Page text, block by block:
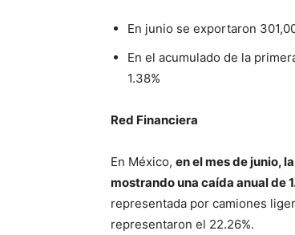
En junio se exportaron
En el acumulado de la
1.38%
Red Financiera
En México, en el mes de junio,
mostrando una caída anual de
representada por camiones
representaron el 22.26%.